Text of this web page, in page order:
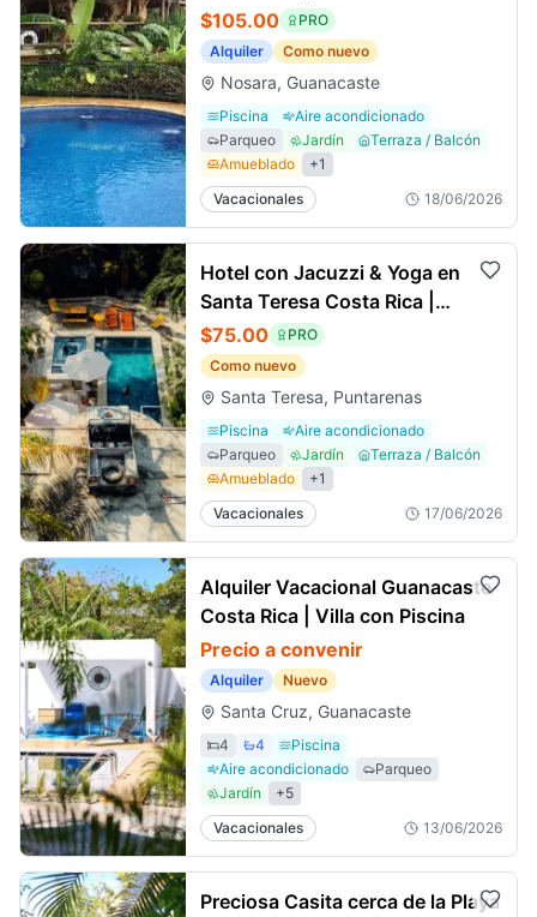
Vista al Océano
$105.00
PRO
Alquiler
Como nuevo
Nosara, Guanacaste
Piscina
Aire acondicionado
Parqueo
Jardín
Terraza / Balcón
Amueblado
+1
Vacacionales
18/06/2026
Hotel con Jacuzzi & Yoga en
Santa Teresa Costa Rica |
Dreamcatcher Hotel
$75.00
PRO
Como nuevo
Santa Teresa, Puntarenas
Piscina
Aire acondicionado
Parqueo
Jardín
Terraza / Balcón
Amueblado
+1
Vacacionales
17/06/2026
Alquiler Vacacional Guanacaste
Costa Rica | Villa con Piscina
Precio a convenir
Alquiler Nuevo
Santa Cruz, Guanacaste
4 4
Piscina
Aire acondicionado
Parqueo
Jardín
+5
Vacacionales
13/06/2026
Preciosa Casita cerca de la Playa